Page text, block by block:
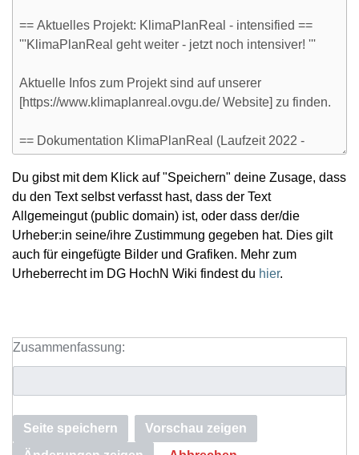
Du gibst mit dem Klick auf "Speichern" deine Zusage, dass
du den Text selbst verfasst hast, dass der Text
Allgemeingut (public domain) ist, oder dass der/die
Urheber:in seine/ihre Zustimmung gegeben hat. Dies gilt
auch für eingefügte Bilder und Grafiken. Mehr zum
Urheberrecht im DG HochN Wiki findest du hier.
Zusammenfassung:
Seite speichern
Vorschau zeigen